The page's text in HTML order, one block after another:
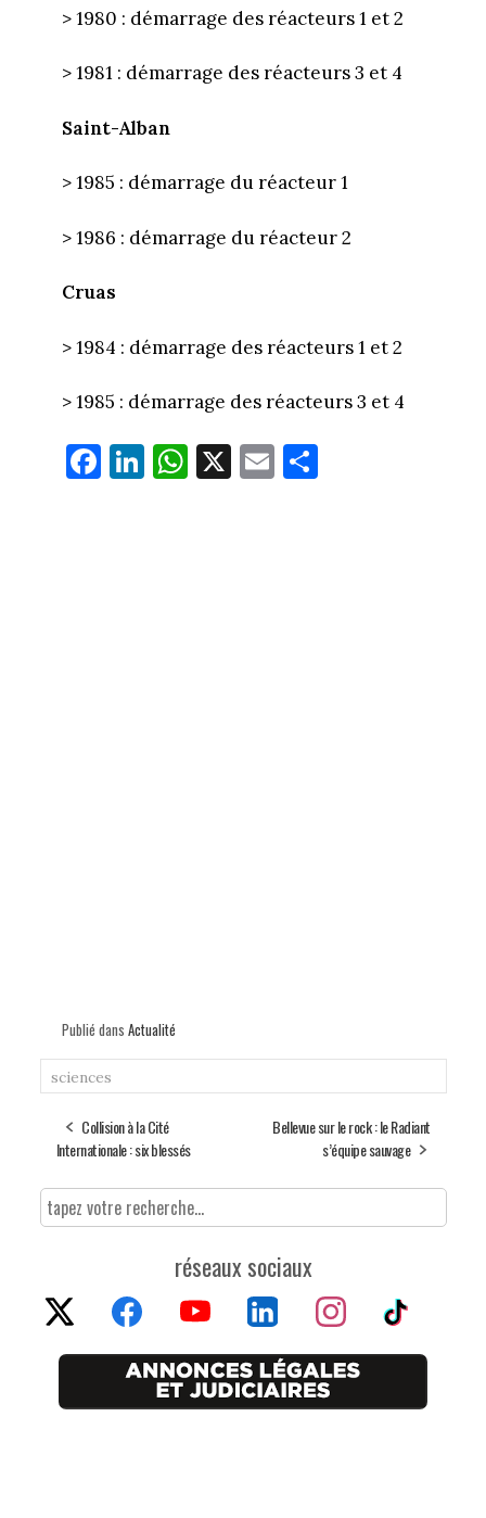
> 1980 : démarrage des réacteurs 1 et 2
> 1981 : démarrage des réacteurs 3 et 4
Saint-Alban
> 1985 : démarrage du réacteur 1
> 1986 : démarrage du réacteur 2
Cruas
> 1984 : démarrage des réacteurs 1 et 2
> 1985 : démarrage des réacteurs 3 et 4
Fa
ce
Li
nk
W
ha
X E
m
Pa
Publié dans Actualité
sciences
Collision à la Cité
Internationale : six blessés
Bellevue sur le rock : le Radiant
s’équipe sauvage
réseaux sociaux